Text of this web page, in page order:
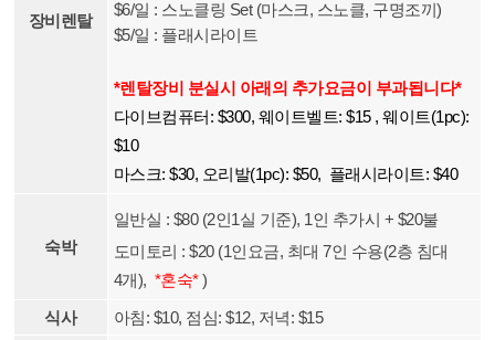
장비렌탈
$6/일 : 스노클링 Set (마스크, 스노클, 구명조끼)
$5/일 : 플래시라이트
*렌탈장비 분실시 아래의 추가요금이 부과됩니다*
다이브컴퓨터: $300, 웨이트벨트: $15 , 웨이트(1pc):
$10
마스크: $30, 오리발(1pc): $50, 플래시라이트: $40
숙박
일반실 : $80 (2인1실 기준), 1인 추가시 + $20불
도미토리 : $20 (1인요금, 최대 7인 수용(2층 침대
4개), *혼숙*)
식사 아침: $10, 점심: $12, 저녁: $15